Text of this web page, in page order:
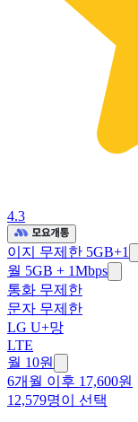
4.3
이지 무제한 5GB+1
월 5GB + 1Mbps
통화 무제한
문자 무제한
LG U+망
LTE
월 10원
6개월 이후 17,600원
12,579명이 선택